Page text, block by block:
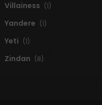
Villainess (1)
Yandere (1)
Yeti (1)
Zindan (8)